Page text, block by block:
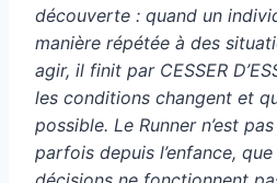
découverte : quand un
manière répétée à des
agir, il finit par CESSER
les conditions changent et
possible. Le Runner n’est
parfois depuis l’enfance,